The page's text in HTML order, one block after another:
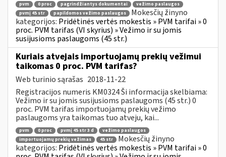
pvm 0 proc pagrindžiantys dokumentai
vežimo paslaugos
pvmį 45 str
papildomos vežimo paslaugos
Mokesčių žinyno
kategorijos: Pridėtinės vertės mokestis » PVM tarifai » 0
proc. PVM tarifas (VI skyrius) » Vežimo ir su jomis
susijusioms paslaugoms (45 str.)
Kuriais atvejais importuojamų prekių vežimui
taikomas 0 proc. PVM tarifas?
Web turinio sąrašas 2018-11-22
Registracijos numeris KM0324 Ši informacija skelbiama:
Vežimo ir su jomis susijusioms paslaugoms (45 str.) 0
proc. PVM tarifas importuojamų prekių vežimo
paslaugoms yra taikomas tuo atveju, kai...
pvm 0 proc pvmį 45 str 3 d
vežimo paslaugos
importuojamų prekių vežimas
45 str
Mokesčių žinyno
kategorijos: Pridėtinės vertės mokestis » PVM tarifai » 0